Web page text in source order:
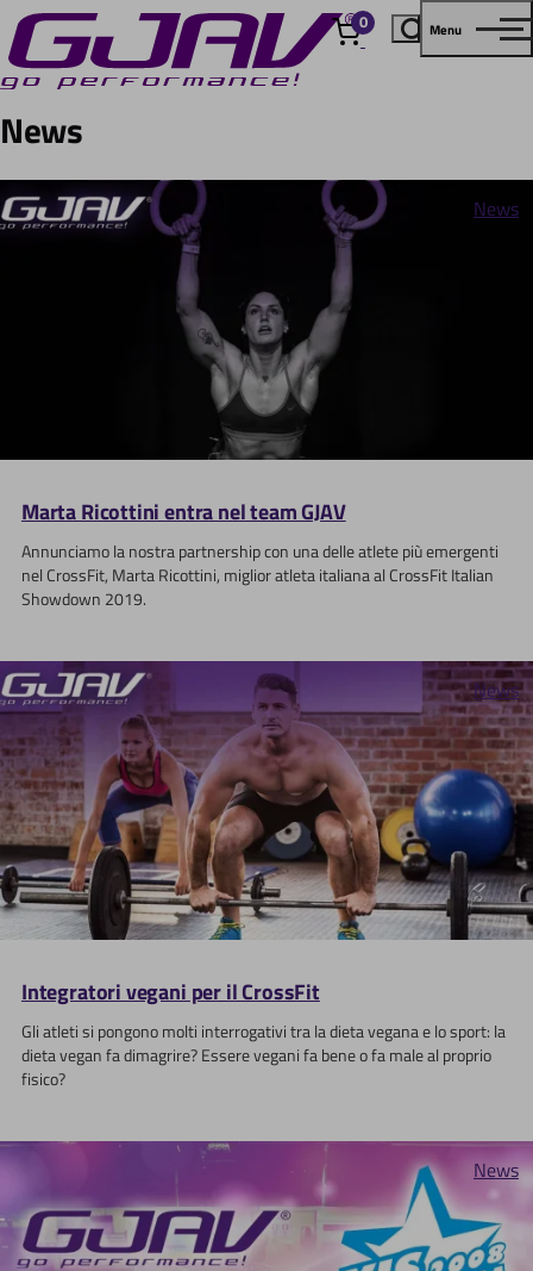
0
elementi
Menu
News
News
Marta Ricottini entra nel team GJAV
Annunciamo la nostra partnership con una delle atlete più emergenti
nel CrossFit, Marta Ricottini, miglior atleta italiana al CrossFit Italian
Showdown 2019.
News
Integratori vegani per il CrossFit
Gli atleti si pongono molti interrogativi tra la dieta vegana e lo sport: la
dieta vegan fa dimagrire? Essere vegani fa bene o fa male al proprio
fisico?
News